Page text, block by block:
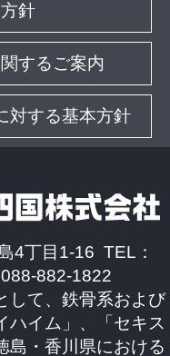
針
するご案内
対する基本方針
4丁目1-16 TEL：
882-1822
して、鉄骨系および
ハイム」、「セキス
島・香川県における